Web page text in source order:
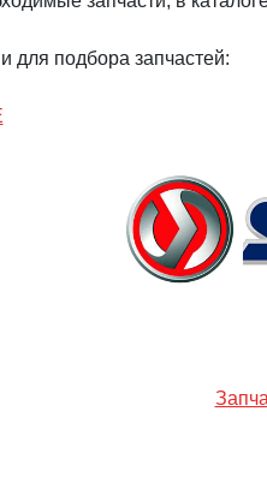
для подбора запчастей: